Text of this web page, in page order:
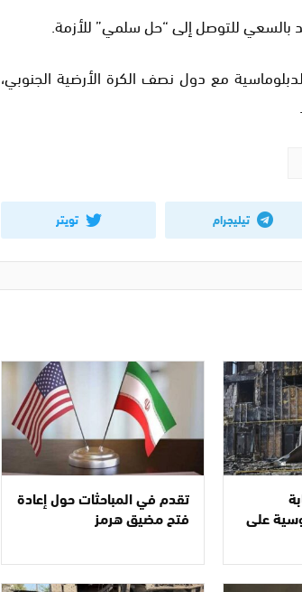
بالسعي للتوصل إلى “حل سلمي” للأزمة.
مع دول نصف الكرة الأرضية الجنوبي،
تيليجرام تويتر
على
تقدم في المباحثات حول إعادة
فتح مضيق هرمز